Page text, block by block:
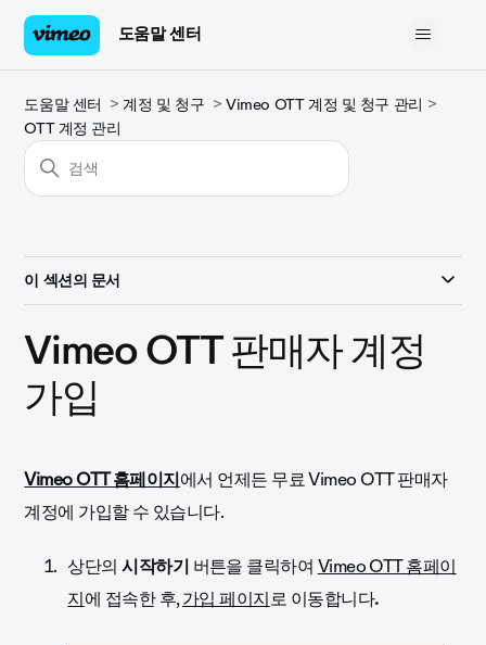
도움말 센터
도움말 센터 계정 및 청구
Vimeo OTT 계정 및 청구 관리
OTT 계정 관리
이 섹션의 문서
Vimeo OTT 판매자 계정
가입
Vimeo OTT 홈페이지에서 언제든 무료 Vimeo OTT 판매자
계정에 가입할 수있습니다.
상단의시작하기버튼을 클릭하여Vimeo OTT 홈페이
지에 접속한 후,가입 페이지로 이동합니다.